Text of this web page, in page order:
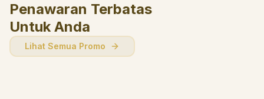
Penawaran Terbatas
Untuk Anda
Lihat Semua Promo